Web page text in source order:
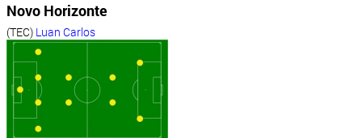
Novo Horizonte
(TEC) Luan Carlos